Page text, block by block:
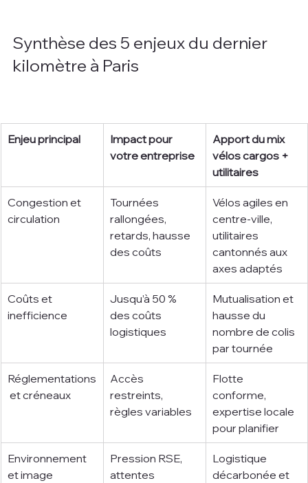
Synthèse des 5 enjeux du dernier
kilomètre à Paris
Enjeu principal
Impact pour
votre entreprise
Apport du mix
vélos cargos +
utilitaires
Congestion et
circulation
Tournées
rallongées,
retards, hausse
des coûts
Vélos agiles en
centre-ville,
utilitaires
cantonnés aux
axes adaptés
Coûts et
inefficience
Jusqu’à 50 %
des coûts
logistiques
Mutualisation et
hausse du
nombre de colis
par tournée
Réglementations
et créneaux
Accès
restreints,
règles variables
Flotte
conforme,
expertise locale
pour planifier
Environnement
et image
Pression RSE,
attentes
Logistique
décarbonée et